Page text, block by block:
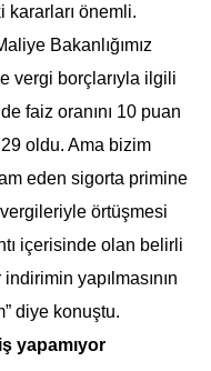
kararları önemli.
Bakanlığımız
vergi borçlarıyla ilgili
faiz oranını 10 puan
oldu. Ama bizim
eden sigorta primine
örtüşmesi
içerisinde olan belirli
yapılmasının
diye konuştu.
yapamıyor